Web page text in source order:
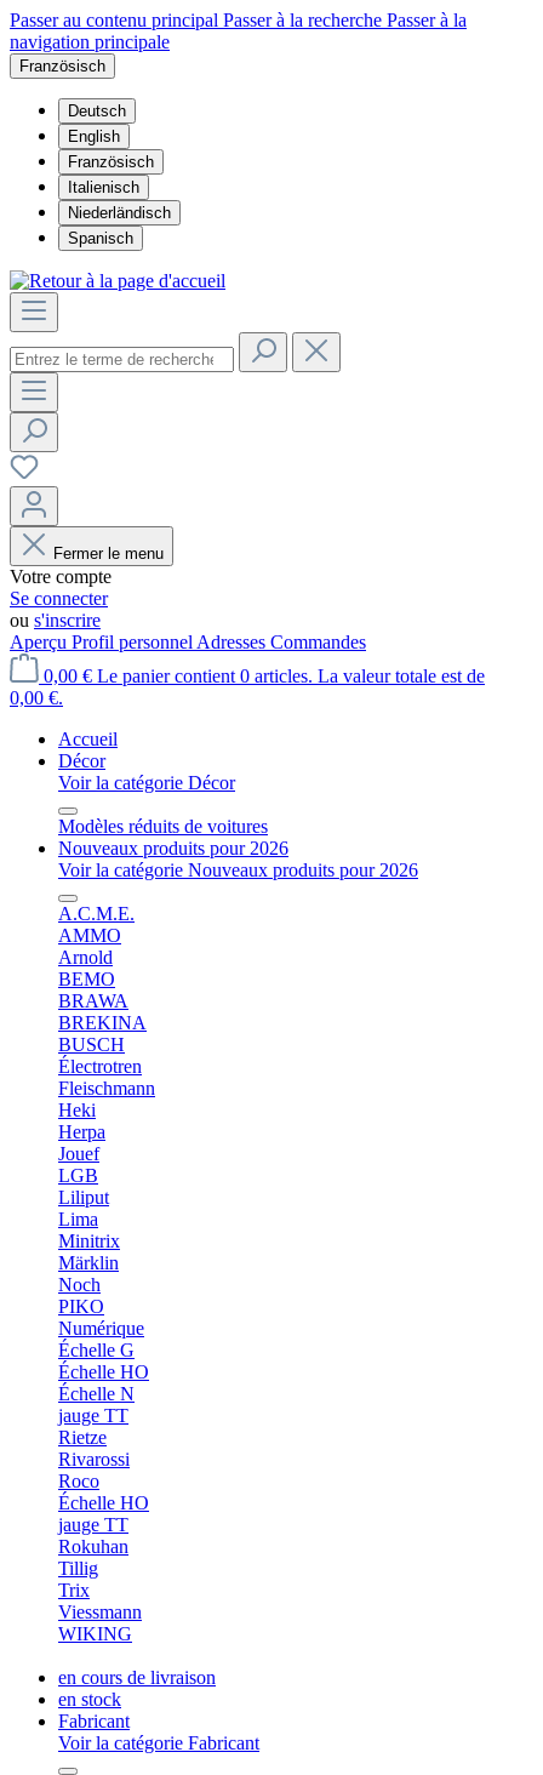
Passer au contenu principal Passer à la recherche Passer à la
navigation principale
Französisch
Deutsch
English
Französisch
Italienisch
Niederländisch
Spanisch
Fermer le menu
Votre compte
Se connecter
ou s'inscrire
Aperçu Profil personnel Adresses Commandes
0,00 € Le panier contient 0 articles. La valeur totale est de
0,00 €.
Accueil
Décor
Voir la catégorie Décor
Modèles réduits de voitures
Nouveaux produits pour 2026
Voir la catégorie Nouveaux produits pour 2026
A.C.M.E.
AMMO
Arnold
BEMO
BRAWA
BREKINA
BUSCH
Électrotren
Fleischmann
Heki
Herpa
Jouef
LGB
Liliput
Lima
Minitrix
Märklin
Noch
PIKO
Numérique
Échelle G
Échelle HO
Échelle N
jauge TT
Rietze
Rivarossi
Roco
Échelle HO
jauge TT
Rokuhan
Tillig
Trix
Viessmann
WIKING
en cours de livraison
en stock
Fabricant
Voir la catégorie Fabricant